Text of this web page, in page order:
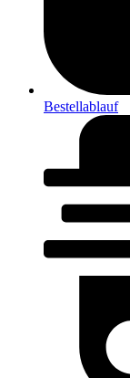
Bestellablauf